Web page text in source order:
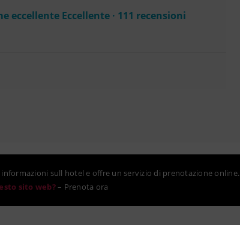
eccellente Eccellente · 111 recensioni
sull hotel e offre un servizio di prenotazione online.
sito web?– Prenota ora